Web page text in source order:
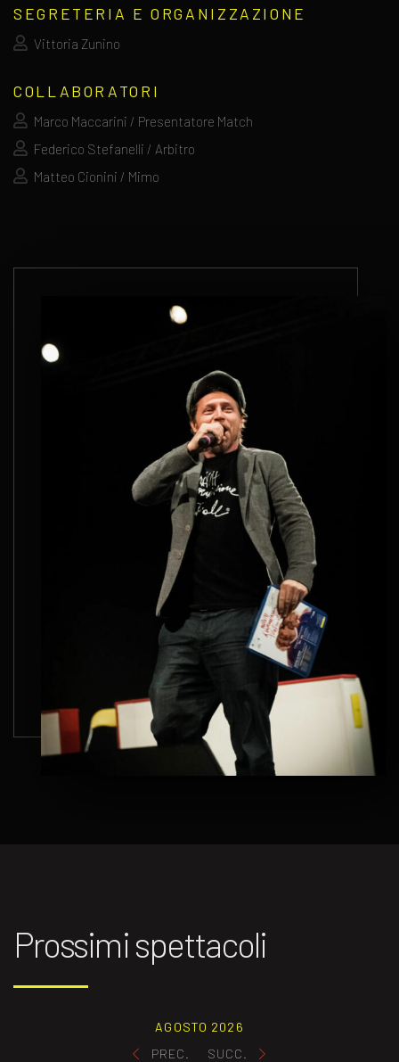
SEGRETERIA E ORGANIZZAZIONE
Vittoria Zunino
COLLABORATORI
Marco Maccarini / Presentatore Match
Federico Stefanelli / Arbitro
Matteo Cionini / Mimo
Prossimi spettacoli
PREC.
AGOSTO 2026
SUCC.